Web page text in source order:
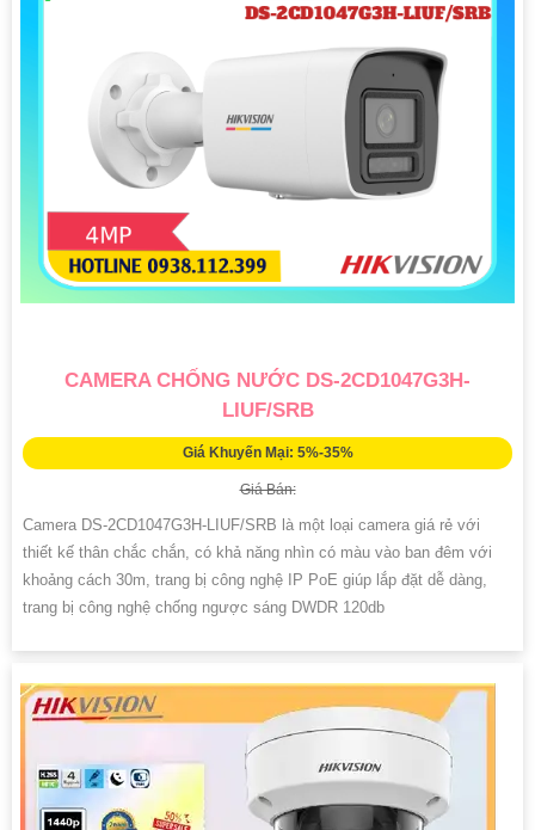
CAMERA CHỐNG NƯỚC DS-2CD1047G3H-
LIUF/SRB
Giá Khuyến Mại: 5%-35%
Giá Bán:
Camera DS-2CD1047G3H-LIUF/SRB là một loại camera giá rẻ với
thiết kế thân chắc chắn, có khả năng nhìn có màu vào ban đêm với
khoảng cách 30m, trang bị công nghệ IP PoE giúp lắp đặt dễ dàng,
trang bị công nghệ chống ngược sáng DWDR 120db